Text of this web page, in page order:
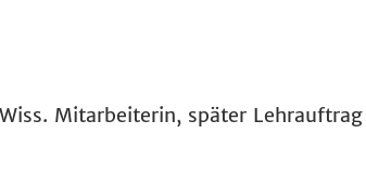
Mitarbeiterin, später